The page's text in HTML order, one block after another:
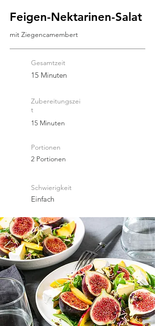
Feigen-Nektarinen-Salat
mit Ziegencamembert
Gesamtzeit
15 Minuten
Zubereitungszei
t
15 Minuten
Portionen
2 Portionen
Schwierigkeit
Einfach